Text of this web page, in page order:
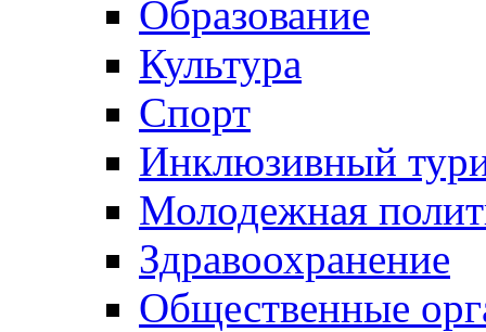
Образование
Культура
Спорт
Инклюзивный
Молодежная
Здравоохранение
Общественные